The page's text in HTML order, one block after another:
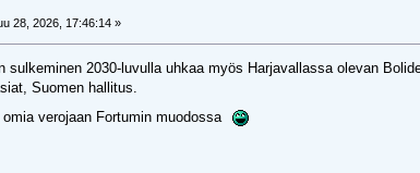
28, 2026, 17:46:14 »
sulkeminen 2030-luvulla uhkaa myös Harjavallassa olevan
Suomen hallitus.
verojaan Fortumin muodossa